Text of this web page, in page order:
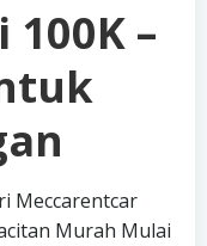
–
Meccarentcar
Murah Mulai